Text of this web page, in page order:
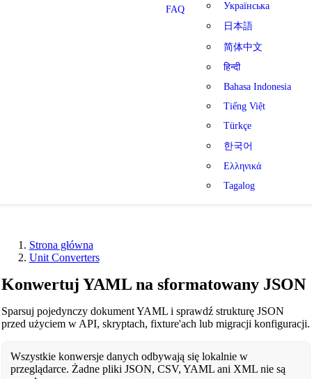
FAQ
Українська
日本語
简体中文
हिन्दी
Bahasa Indonesia
Tiếng Việt
Türkçe
한국어
Ελληνικά
Tagalog
Strona główna
Unit Converters
Konwertuj YAML na sformatowany JSON
Sparsuj pojedynczy dokument YAML i sprawdź strukturę JSON
przed użyciem w API, skryptach, fixture'ach lub migracji konfiguracji.
Wszystkie konwersje danych odbywają się lokalnie w
przeglądarce. Żadne pliki JSON, CSV, YAML ani XML nie są